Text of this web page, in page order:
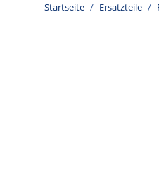
Startseite Ersatzteile